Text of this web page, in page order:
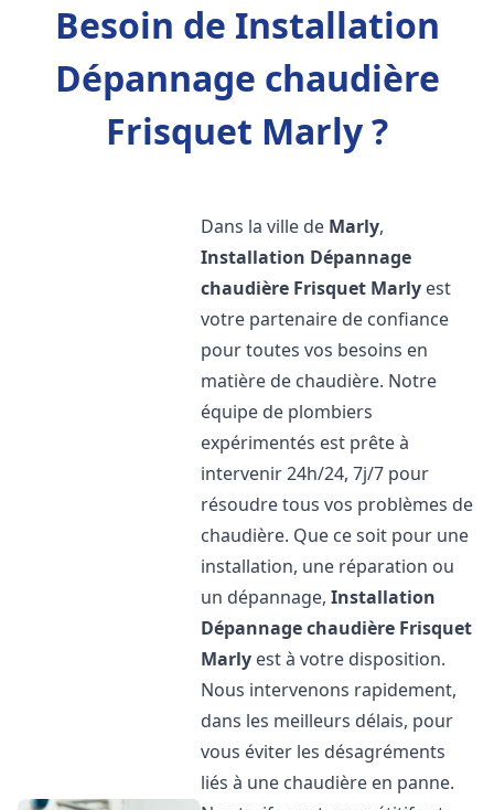
Besoin de Installation
Dépannage chaudière
Frisquet Marly ?
Dans la ville de Marly,
Installation Dépannage
chaudière Frisquet Marly est
votre partenaire de confiance
pour toutes vos besoins en
matière de chaudière. Notre
équipe de plombiers
expérimentés est prête à
intervenir 24h/24, 7j/7 pour
résoudre tous vos problèmes de
chaudière. Que ce soit pour une
installation, une réparation ou
un dépannage,Installation
Dépannage chaudière Frisquet
Marly est à votre disposition.
Nous intervenons rapidement,
dans les meilleurs délais, pour
vous éviter les désagréments
liés à une chaudière en panne.